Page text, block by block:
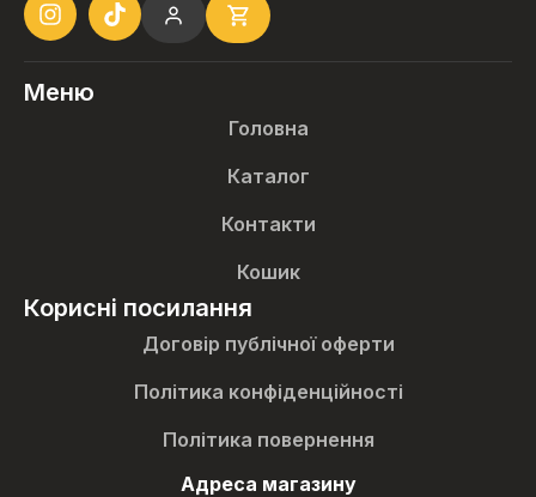
Меню
Головна
Каталог
Контакти
Кошик
Корисні посилання
Договір публічної оферти
Політика конфіденційності
Політика повернення
Адреса магазину